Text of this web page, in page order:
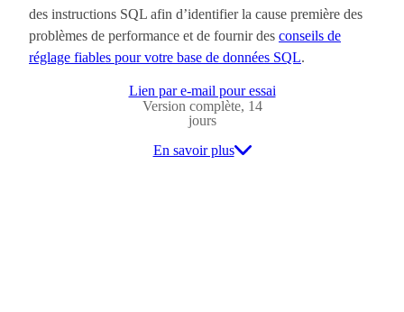
des instructions SQL afin d’identifier la cause première des
problèmes de performance et de fournir des conseils de
réglage fiables pour votre base de données SQL.
Lien par e-mail pour essai
Version complète, 14
jours
En savoir plus